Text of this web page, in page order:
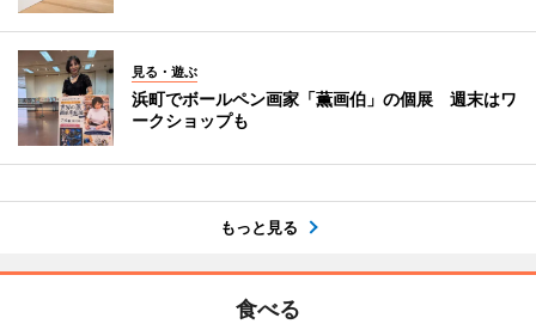
見る・遊ぶ
浜町でボールペン画家「薫画伯」の個展 週末はワ
ークショップも
もっと見る
食べる